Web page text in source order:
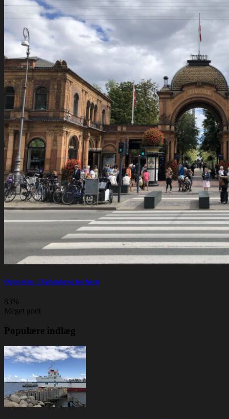
Oplevelser i København for børn
83%
Meget godt
Populære indlæg